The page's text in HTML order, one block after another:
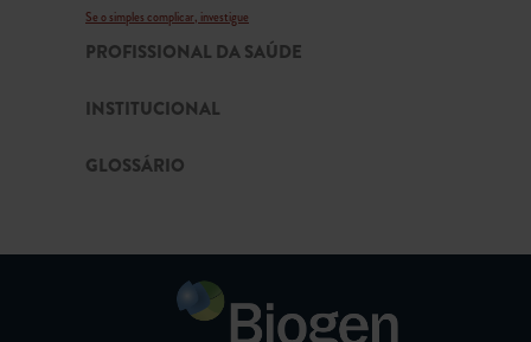
Se o simples complicar, investigue
PROFISSIONAL DA SAÚDE
INSTITUCIONAL
GLOSSÁRIO